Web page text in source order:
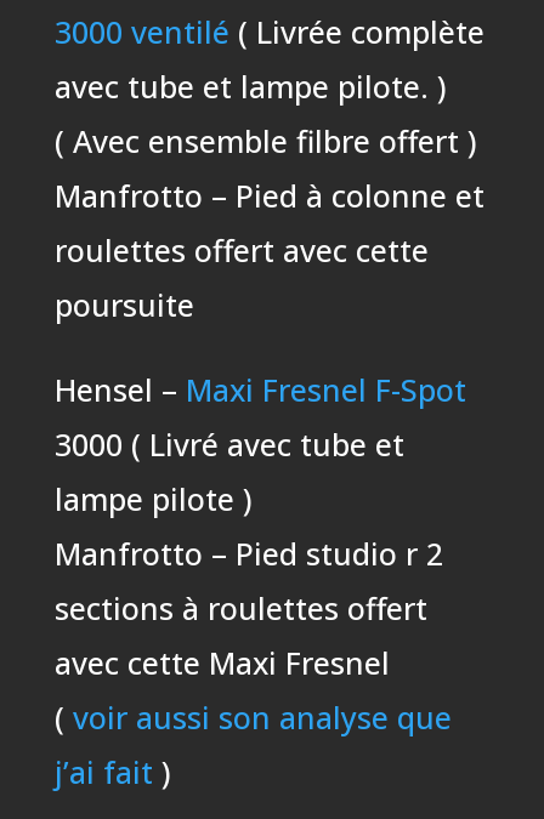
3000 ventilé ( Livrée complète
avec tube et lampe pilote. )
( Avec ensemble filbre offert )
Manfrotto – Pied à colonne et
roulettes offert avec cette
poursuite
Hensel – Maxi Fresnel F-Spot
3000 ( Livré avec tube et
lampe pilote )
Manfrotto – Pied studio r 2
sections à roulettes offert
avec cette Maxi Fresnel
( voir aussi son analyse que
j’ai fait )